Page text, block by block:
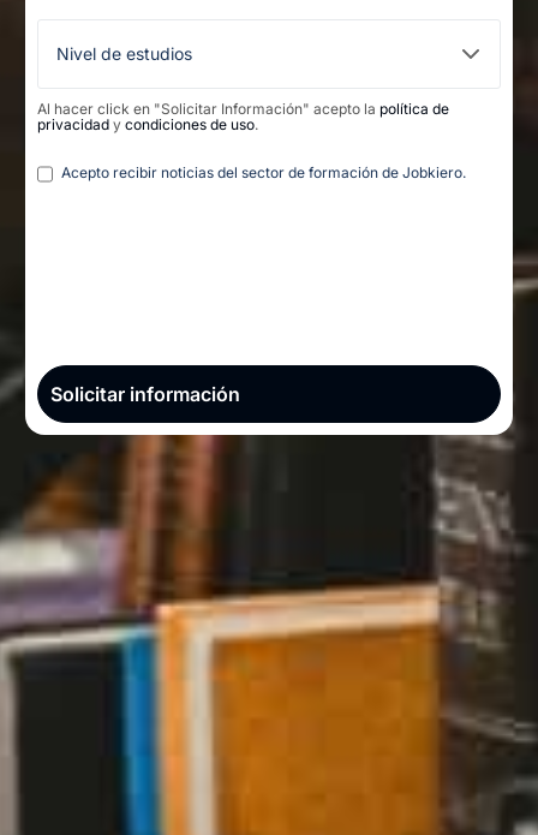
Al hacer click en "Solicitar Información" acepto la política de
privacidad y condiciones de uso.
Legal
Acepto recibir noticias del sector de formación de Jobkiero.